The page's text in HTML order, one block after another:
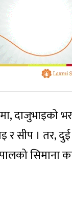
दाजुभाइको
सीप । तर, दुई